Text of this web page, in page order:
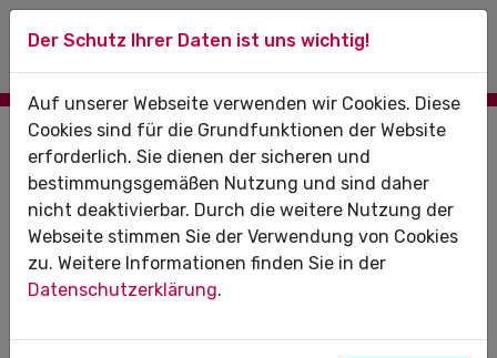
08.11.2022
GKV-Finanzstabilisierungsgesetz und
PAR-Behandlungen
Aus gegebenen Anlass möchten wir hinsichtlich
des GKV-Finanzstabilisierungsgesetzes und der
Der Schutz Ihrer Daten ist uns wichtig!
Auf unserer Webseite verwenden wir Cookies. Diese
Cookies sind für die Grundfunktionen der Website
erforderlich. Sie dienen der sicheren und
bestimmungsgemäßen Nutzung und sind daher
nicht deaktivierbar. Durch die weitere Nutzung der
Webseite stimmen Sie der Verwendung von Cookies
zu. Weitere Informationen finden Sie in der
Datenschutzerklärung.